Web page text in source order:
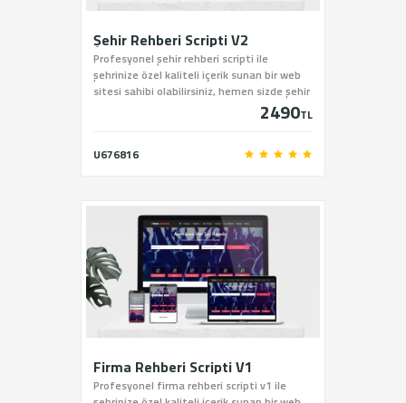
Şehir Rehberi Scripti V2
Profesyonel şehir rehberi scripti ile
şehrinize özel kaliteli içerik sunan bir web
sitesi sahibi olabilirsiniz, hemen sizde şehir
rehberi scriptini sitemiz üzerinden satın
2490TL
U676816
Firma Rehberi Scripti V1
Profesyonel firma rehberi scripti v1 ile